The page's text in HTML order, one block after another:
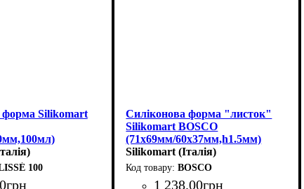
форма Silikomart
100
грн
Силіконова форма "листок"
Silikomart BOSCO
(71x69мм/60x37мм,h1.5мм)
Silikomart (Італія)
BOSCO
1 238.00грн